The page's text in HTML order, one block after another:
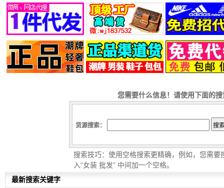
您需要什么信息！请使用下面的
货源搜索：
搜索技巧：使用空格搜索更精确，例如，您需要
入“女装 批发” 中间加一个空格。
最新搜索关键字